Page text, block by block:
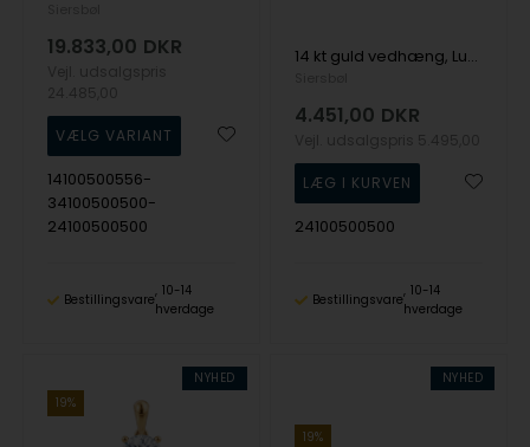
19.833,00 DKR
14100500556-
34100500500-
24100500500
Bestillingsvare
10-14
hverdage
14 kt guld vedhæng, Luxury Solitaire serien fra Siersbøl med ialt 0,70 ct Labgrown diamant
4.451,00 DKR
24100500500
Bestillingsvare
10-14
hverdage
NYHED
19%
NYHED
19%